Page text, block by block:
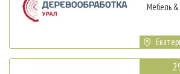
Мебель &